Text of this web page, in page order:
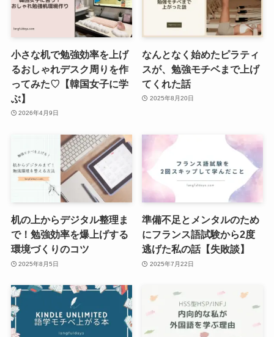
小さな机で勉強効率を上げ
るおしゃれデスク周りを作
ってみた♡【韓国女子に学
ぶ】
2026年4月9日
なんとなく始めたピラティ
スが、勉強モチベまで上げ
てくれた話
2025年8月20日
机の上からデジタル整理ま
で！勉強効率を爆上げする
環境づくりのコツ
2025年8月5日
準備不足とメンタルのため
にフランス語試験から2度
逃げた私の話【失敗談】
2025年7月22日